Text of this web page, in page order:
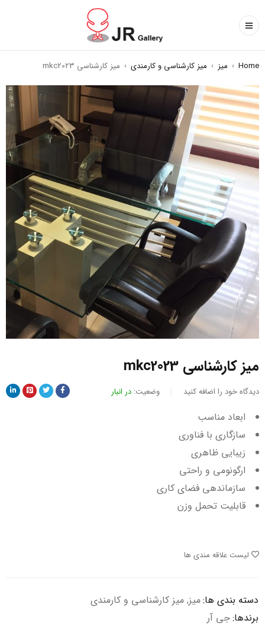
Home
› میز › میز کارشناسی و کارمندی › میز کارشناسی mkc2023
میز کارشناسی mkc2023
دیدگاه خود را اضافه کنید وضعیت: در انبار
ابعاد مناسب
سازگاری با فناوری
زیبایی ظاهری
ارگونومی و راحتی
سازماندهی فضای کاری
قابلیت تحمل وزن
لیست علاقه مندی ها
دسته بندی ها:میز, میز کارشناسی و کارمندی
برندها:جی آر